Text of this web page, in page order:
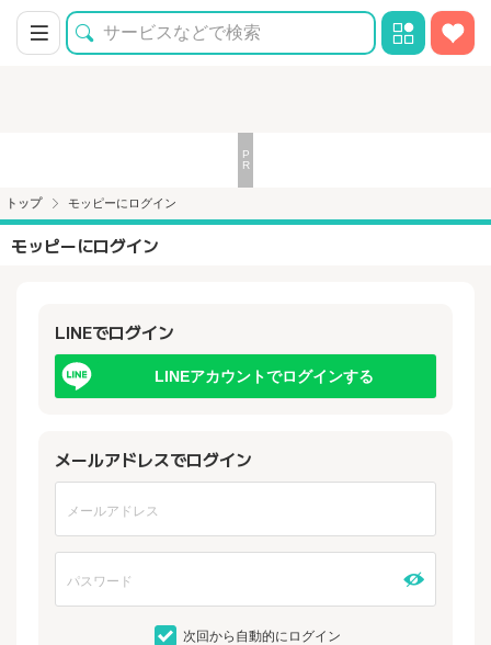
トップ モッピーにログイン
モッピーにログイン
LINEでログイン
LINEアカウントでログインする
メールアドレスでログイン
次回から自動的にログイン